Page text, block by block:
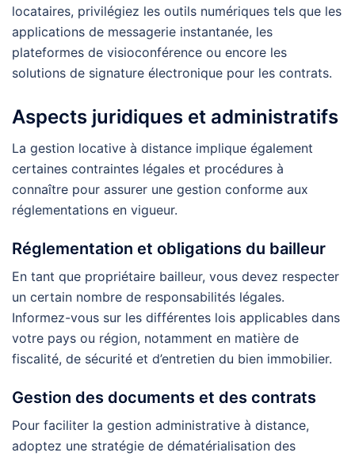
locataires, privilégiez les outils numériques tels que les
applications de messagerie instantanée, les
plateformes de visioconférence ou encore les
solutions de signature électronique pour les contrats.
Aspects juridiques et administratifs
La gestion locative à distance implique également
certaines contraintes légales et procédures à
connaître pour assurer une gestion conforme aux
réglementations en vigueur.
Réglementation et obligations du bailleur
En tant que propriétaire bailleur, vous devez respecter
un certain nombre de responsabilités légales.
Informez-vous sur les différentes lois applicables dans
votre pays ou région, notamment en matière de
fiscalité, de sécurité et d’entretien du bien immobilier.
Gestion des documents et des contrats
Pour faciliter la gestion administrative à distance,
adoptez une stratégie de dématérialisation des